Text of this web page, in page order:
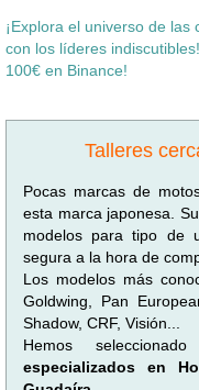
¡Explora el universo de las
con los líderes
100€ en Binance!
Talleres
Pocas marcas de
esta marca japonesa.
modelos para tipo de
segura a la hora de
Los modelos más
Goldwing, Pan
Shadow, CRF, Visión...
Hemos
especializados en